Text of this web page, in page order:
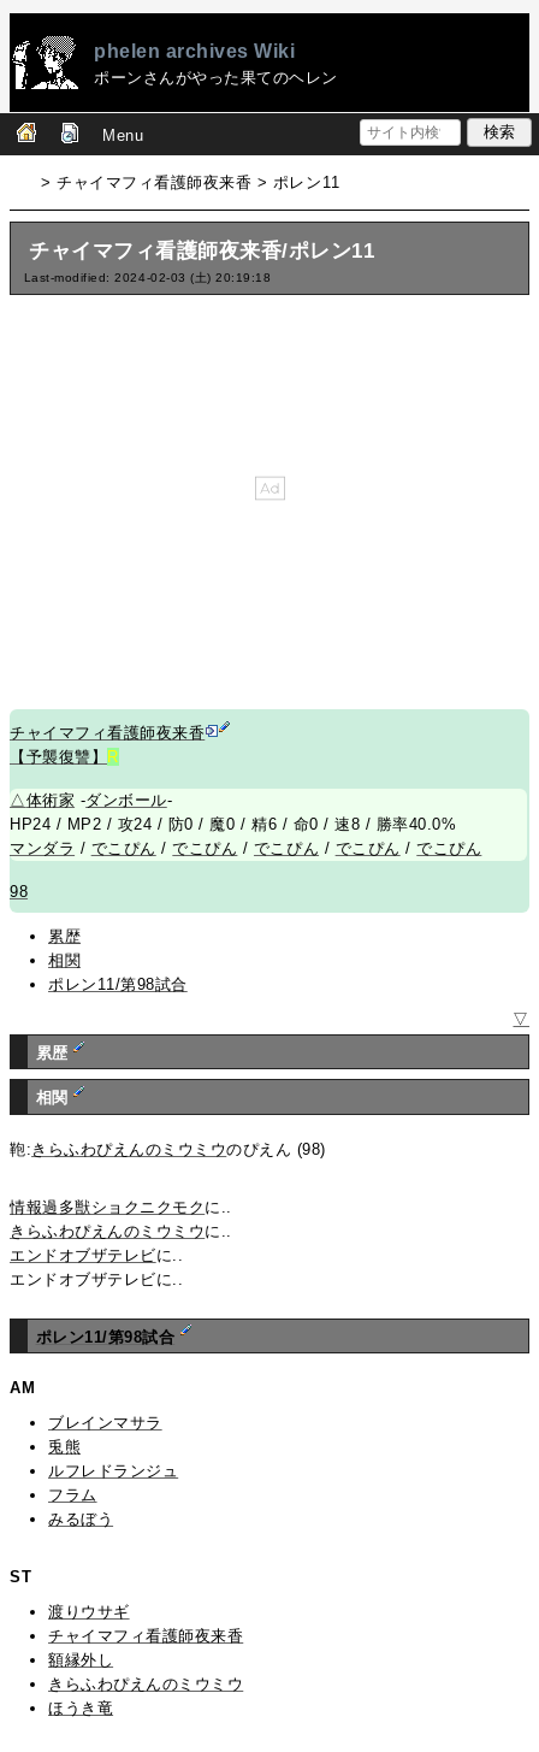
phelen archives Wiki
ポーンさんがやった果てのヘレン
Menu
> チャイマフィ看護師夜来香 > ポレン11
チャイマフィ看護師夜来香/ポレン11
Last-modified: 2024-02-03 (土) 20:19:18
チャイマフィ看護師夜来香
【予襲復讐】
R
△体術家 -ダンボール-
HP24 / MP2 / 攻24 / 防0 / 魔0 / 精6 / 命0 / 速8 / 勝率40.0%
マンダラ / でこぴん /でこぴん / でこぴん / でこぴん /でこぴん
98
累歴
相関
ポレン11/第98試合
▽
累歴
相関
鞄: きらふわぴえんのミウミウのぴえん (98)
情報過多獣ショクニクモク に..
きらふわぴえんのミウミウ に..
エンドオブザテレビに..
エンドオブザテレビに..
ポレン11/第98試合
AM
ブレインマサラ
兎熊
ルフレドランジュ
フラム
みるぼう
ST
渡りウサギ
チャイマフィ看護師夜来香
額縁外し
きらふわぴえんのミウミウ
ほうき竜